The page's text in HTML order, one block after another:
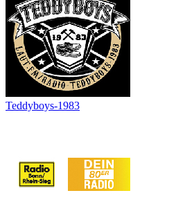
Teddyboys-1983